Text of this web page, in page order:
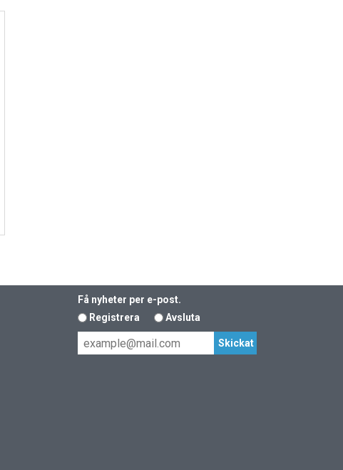
Få nyheter per e-post.
Registrera
Avsluta